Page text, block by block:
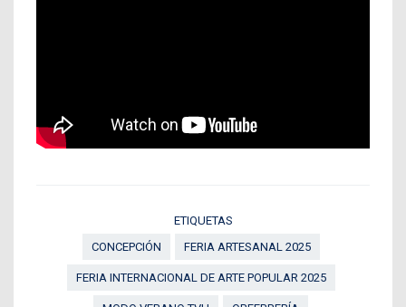
ETIQUETAS
CONCEPCIÓN
FERIA ARTESANAL 2025
FERIA INTERNACIONAL DE ARTE POPULAR 2025